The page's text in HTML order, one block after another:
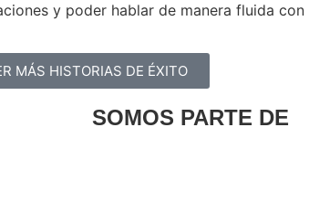
y poder hablar de manera fluida
MÁS HISTORIAS DE ÉXITO
SOMOS PARTE DE